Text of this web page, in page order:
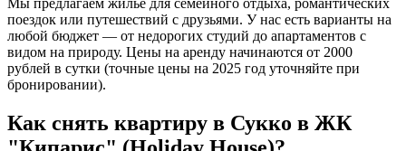
Мы предлагаем жилье для семейного отдыха, романтических
поездок или путешествий с друзьями. У нас есть варианты на
любой бюджет — от недорогих студий до апартаментов с
видом на природу. Цены на аренду начинаются от 2000
рублей в сутки (точные цены на 2025 год уточняйте при
бронировании).
Как снять квартиру в Сукко в ЖК